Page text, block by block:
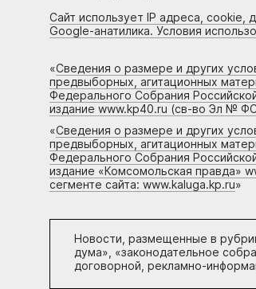
Сайт использует IP адреса, cookie,
Google-анатилика. Условия
«Сведения о размере и других
предвыборных, агитационных
Федерального Собрания
издание www.kp40.ru (св-во Эл №
«Сведения о размере и других
предвыборных, агитационных
Федерального Собрания
издание «Комсомольская правда»
сегменте сайта: www.kaluga.kp.ru»
Новости, размещенные в
дума», «законодательное
договорной, рекламно-